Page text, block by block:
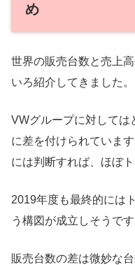
め
世界の販売台数と売上
いろ紹介してきました。
VWグループに対しては
に差を付けられていま
には判断すれば、ほぼ
2019年度も最終的には
う構図が成立しそうです
販売台数の差は微妙な